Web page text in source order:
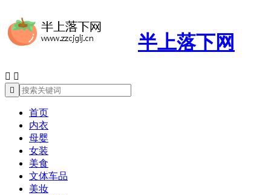
半上落下网
 

首页
内衣
母婴
女装
美食
文体车品
美妆